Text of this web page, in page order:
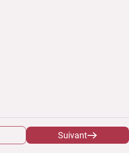
Suivant